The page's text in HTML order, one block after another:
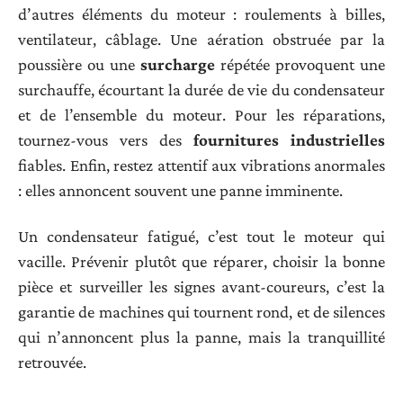
d’autres éléments du moteur : roulements à billes,
ventilateur, câblage. Une aération obstruée par la
poussière ou une surcharge répétée provoquent une
surchauffe, écourtant la durée de vie du condensateur
et de l’ensemble du moteur. Pour les réparations,
tournez-vous vers des fournitures industrielles
fiables. Enfin, restez attentif aux vibrations anormales
: elles annoncent souvent une panne imminente.
Un condensateur fatigué, c’est tout le moteur qui
vacille. Prévenir plutôt que réparer, choisir la bonne
pièce et surveiller les signes avant-coureurs, c’est la
garantie de machines qui tournent rond, et de silences
qui n’annoncent plus la panne, mais la tranquillité
retrouvée.